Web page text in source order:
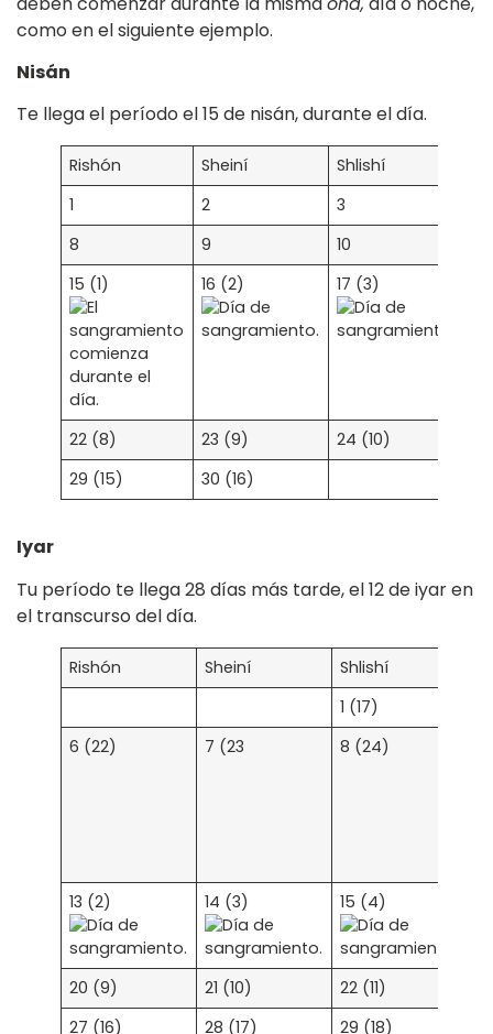
como en el siguiente ejemplo.
Nisán
Te llega el período el 15 de nisán, durante el día.
Rishón Sheiní Shlishí
1
2 3
8
9 10
15 (1)
16 (2) 17 (3)
22 (8) 23 (9) 24 (10)
29 (15)
30 (16)
Iyar
Tu período te llega 28 días más tarde, el 12 de iyar en
el transcurso del día.
Rishón Sheiní Shlishí
1 (17)
6 (22)
7 (23 8 (24)
13 (2) 14 (3) 15 (4)
20 (9) 21 (10) 22 (11)
27 (16)
28 (17) 29 (18)